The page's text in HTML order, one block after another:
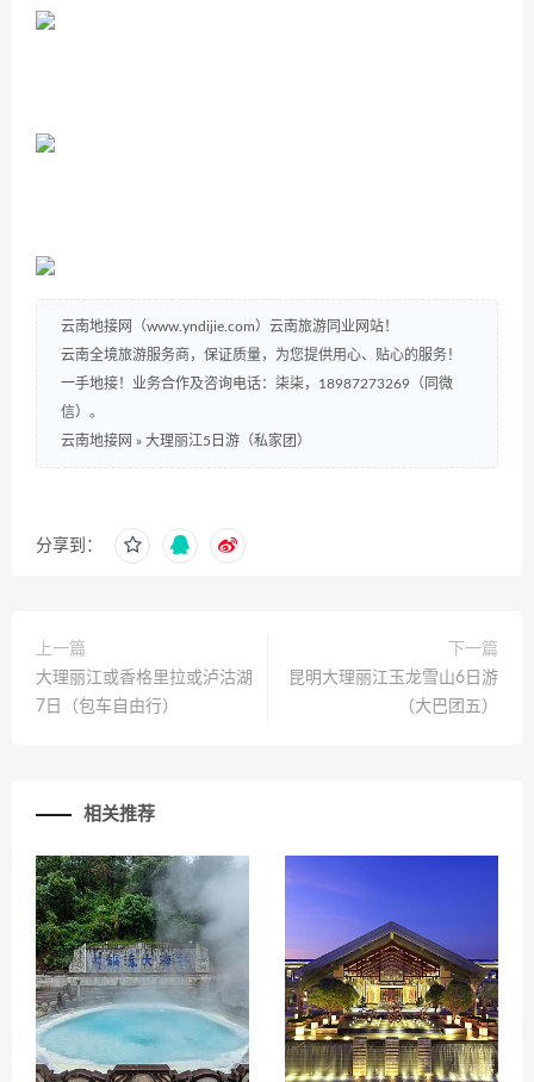
云南地接网（www.yndijie.com）云南旅游同业网站！
云南全境旅游服务商，保证质量，为您提供用心、贴心的服务！
一手地接！业务合作及咨询电话：柒柒，18987273269（同微
信）。
云南地接网 » 大理丽江5日游（私家团）
分享到：
上一篇
大理丽江或香格里拉或泸沽湖
7日（包车自由行）
下一篇
昆明大理丽江玉龙雪山6日游
（大巴团五）
相关推荐